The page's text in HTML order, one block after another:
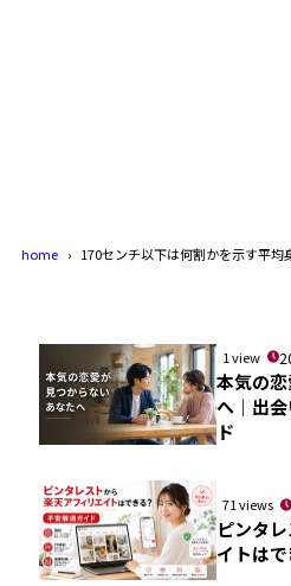
home 170センチ以下は何割かを示す平均
1 view
本気の
へ｜出
ド
71 views
ピンタ
イトは